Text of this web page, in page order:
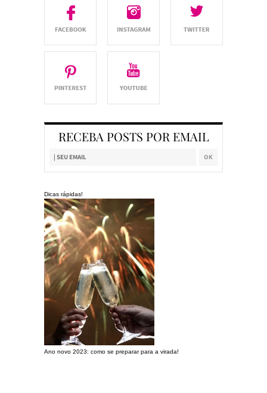
RECEBA POSTS POR EMAIL
Dicas rápidas!
Ano novo 2023: como se preparar para a virada!